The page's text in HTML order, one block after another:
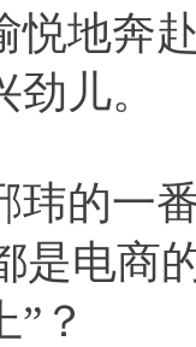
悦地奔
儿。
的一番
是电
？